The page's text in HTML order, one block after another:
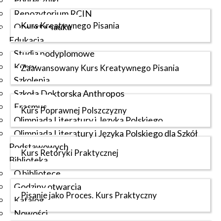
Repozytorium RCIN
Otwarta nauka
Edukacja
Studia podyplomowe
Kursy
Szkolenia
Szkoła Doktorska Anthropos
Erasmus
Olimpiada Literatury i Języka Polskiego
Olimpiada Literatury i Języka Polskiego dla Szkół
Podstawowych
Biblioteka
O bibliotece
Godziny otwarcia
Katalog
Nowości
Kurs Kreatywnego Pisania
Zaawansowany Kurs Kreatywnego Pisania
Kurs Poprawnej Polszczyzny
Kurs Retoryki Praktycznej
Pisanie jako Proces. Kurs Praktyczny